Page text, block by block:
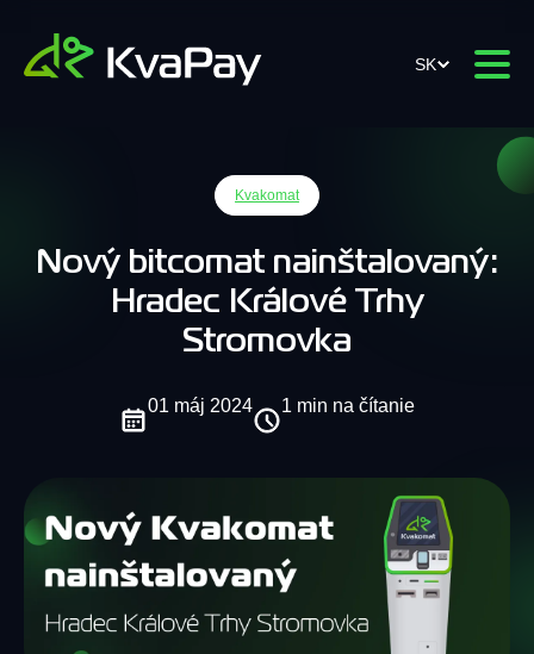
SK
Kvakomat
Nový bitcomat nainštalovaný:
Hradec Králové Trhy
Stromovka
01 máj 2024 1 min na čítanie